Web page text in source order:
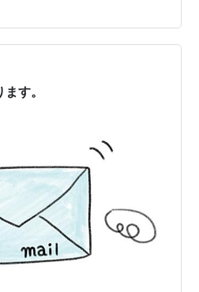
の2日間で状況が自然…
す。